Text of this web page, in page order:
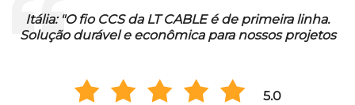
Itália: "O fio CCS da LT CABLE é de primeira linha.
Solução durável e econômica para nossos projetos
5.0